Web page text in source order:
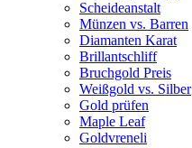
Scheideanstalt
Münzen vs. Barren
Diamanten Karat
Brillantschliff
Bruchgold Preis
Weißgold vs. Silber
Gold prüfen
Maple Leaf
Goldvreneli